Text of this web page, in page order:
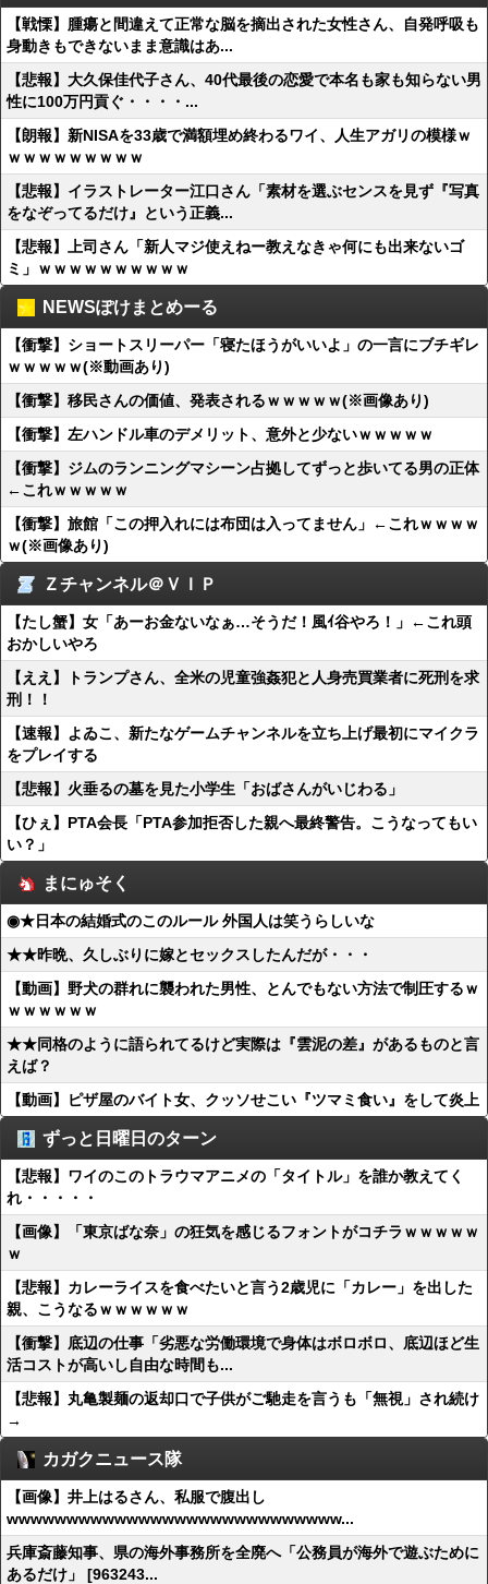
【戦慄】腫瘍と間違えて正常な脳を摘出された女性さん、自発呼吸も
身動きもできないまま意識はあ...
【悲報】大久保佳代子さん、40代最後の恋愛で本名も家も知らない男
性に100万円貢ぐ・・・・...
【朗報】新NISAを33歳で満額埋め終わるワイ、人生アガリの模様ｗ
ｗｗｗｗｗｗｗｗｗ
【悲報】イラストレーター江口さん「素材を選ぶセンスを見ず『写真
をなぞってるだけ』という正義...
【悲報】上司さん「新人マジ使えねー教えなきゃ何にも出来ないゴ
ミ」ｗｗｗｗｗｗｗｗｗｗ
NEWSぽけまとめーる
【衝撃】ショートスリーパー「寝たほうがいいよ」の一言にブチギレ
ｗｗｗｗｗ(※動画あり)
【衝撃】移民さんの価値、発表されるｗｗｗｗｗ(※画像あり)
【衝撃】左ハンドル車のデメリット、意外と少ないｗｗｗｗｗ
【衝撃】ジムのランニングマシーン占拠してずっと歩いてる男の正体
←これｗｗｗｗｗ
【衝撃】旅館「この押入れには布団は入ってません」←これｗｗｗｗ
ｗ(※画像あり)
Ｚチャンネル＠ＶＩＰ
【たし蟹】女「あーお金ないなぁ…そうだ！風ｲ谷やろ！」←これ頭
おかしいやろ
【ええ】トランプさん、全米の児童強姦犯と人身売買業者に死刑を求
刑！！
【速報】よゐこ、新たなゲームチャンネルを立ち上げ最初にマイクラ
をプレイする
【悲報】火垂るの墓を見た小学生「おばさんがいじわる」
【ひぇ】PTA会長「PTA参加拒否した親へ最終警告。こうなってもい
い？」
まにゅそく
◉★日本の結婚式のこのルール 外国人は笑うらしいな
★★昨晩、久しぶりに嫁とセックスしたんだが・・・
【動画】野犬の群れに襲われた男性、とんでもない方法で制圧するｗ
ｗｗｗｗｗｗ
★★同格のように語られてるけど実際は『雲泥の差』があるものと言
えば？
【動画】ピザ屋のバイト女、クッソせこい『ツマミ食い』をして炎上
ずっと日曜日のターン
【悲報】ワイのこのトラウマアニメの「タイトル」を誰か教えてく
れ・・・・・
【画像】「東京ばな奈」の狂気を感じるフォントがコチラｗｗｗｗｗ
ｗ
【悲報】カレーライスを食べたいと言う2歳児に「カレー」を出した
親、こうなるｗｗｗｗｗｗ
【衝撃】底辺の仕事「劣悪な労働環境で身体はボロボロ、底辺ほど生
活コストが高いし自由な時間も...
【悲報】丸亀製麺の返却口で子供がご馳走を言うも「無視」され続け
→
カガクニュース隊
【画像】井上はるさん、私服で腹出し
wwwwwwwwwwwwwwwwwwwwwwwwwwww...
兵庫斎藤知事、県の海外事務所を全廃へ「公務員が海外で遊ぶために
あるだけ」 [963243...